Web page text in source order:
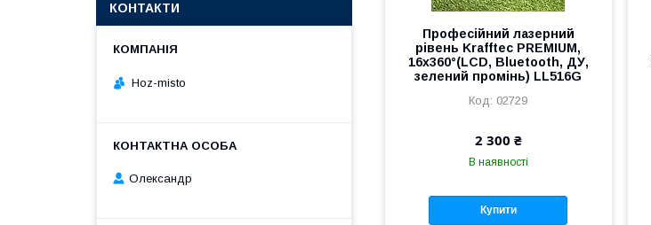
Професійний лазерний
рівень Krafftec PREMIUM,
16x360°(LCD, Bluetooth, ДУ,
зелений промінь) LL516G
02729
2 300 ₴
В наявності
Купити
КОНТАКТИ
Hoz-misto
Олександр